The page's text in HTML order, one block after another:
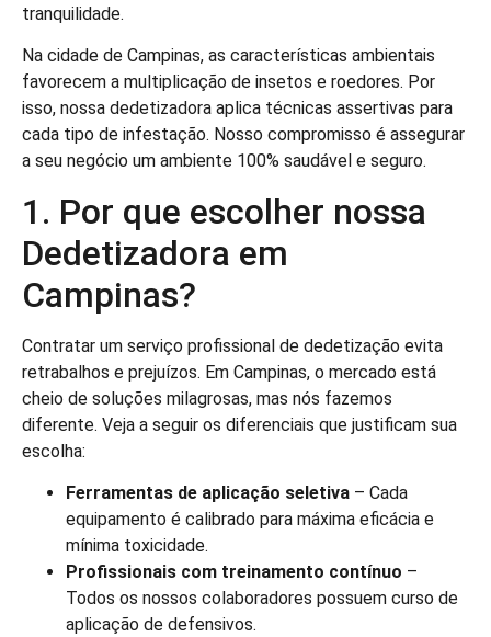
tranquilidade.
Na cidade de Campinas, as características ambientais
favorecem a multiplicação de insetos e roedores. Por
isso, nossa dedetizadora aplica técnicas assertivas para
cada tipo de infestação. Nosso compromisso é assegurar
a seu negócio um ambiente 100% saudável e seguro.
1. Por que escolher nossa
Dedetizadora em
Campinas?
Contratar um serviço profissional de dedetização evita
retrabalhos e prejuízos. Em Campinas, o mercado está
cheio de soluções milagrosas, mas nós fazemos
diferente. Veja a seguir os diferenciais que justificam sua
escolha:
Ferramentas de aplicação seletiva – Cada
equipamento é calibrado para máxima eficácia e
mínima toxicidade.
Profissionais com treinamento contínuo –
Todos os nossos colaboradores possuem curso de
aplicação de defensivos.